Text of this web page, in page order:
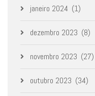
janeiro 2024 (1)
dezembro 2023 (8)
novembro 2023 (27)
outubro 2023 (34)